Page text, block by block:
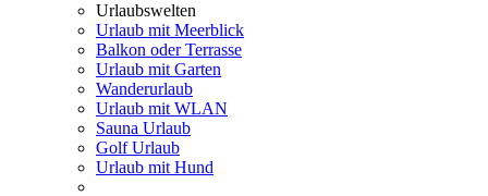
Urlaubswelten
Urlaub mit Meerblick
Balkon oder Terrasse
Urlaub mit Garten
Wanderurlaub
Urlaub mit WLAN
Sauna Urlaub
Golf Urlaub
Urlaub mit Hund